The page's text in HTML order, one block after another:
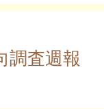
調査週報